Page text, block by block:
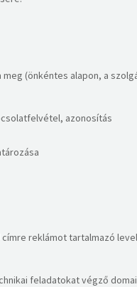
(önkéntes alapon, a
azonosítás
reklámot tartalmazó
feladatokat végző